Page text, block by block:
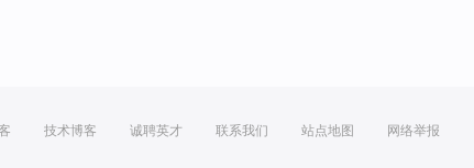
技术博客 诚聘英才 联系我们 站点地图 网络举报